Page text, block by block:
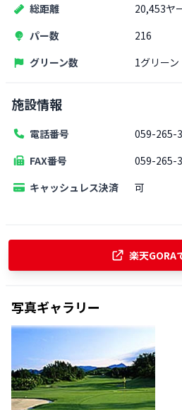
総距離
20,453ヤ
パー数
216
グリーン数
1グリーン
施設情報
電話番号
059-265-
FAX番号
059-265-
キャッシュレス決済
可
楽天GORA
写真ギャラリー